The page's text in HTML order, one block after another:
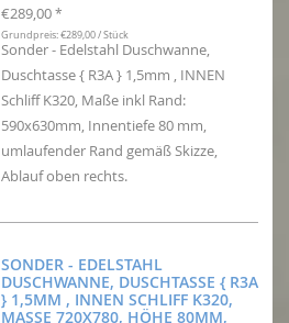
€289,00 *
Grundpreis: €289,00 / Stück
Sonder - Edelstahl Duschwanne,
Duschtasse { R3A } 1,5mm , INNEN
Schliff K320, Maße inkl Rand:
590x630mm, Innentiefe 80 mm,
umlaufender Rand gemäß Skizze,
Ablauf oben rechts.
SONDER - EDELSTAHL
DUSCHWANNE, DUSCHTASSE { R3A
} 1,5MM , INNEN SCHLIFF K320,
MASSE 720X780, HÖHE 80MM,